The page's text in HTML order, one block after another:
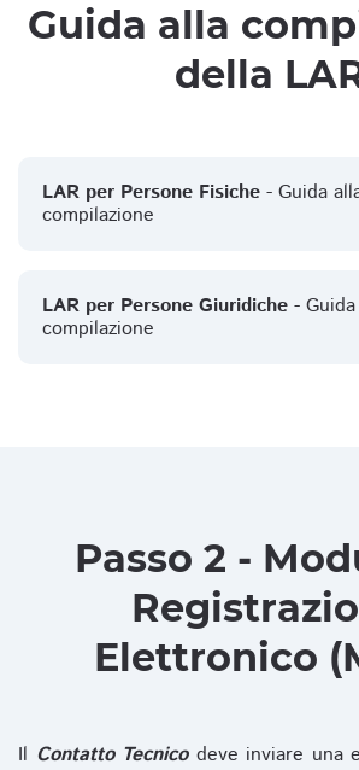
Guida alla
della
LAR per Persone Fisiche - Guida
compilazione
LAR per Persone Giuridiche -
compilazione
Passo 2 -
Elettronico
Il Contatto Tecnicodeve inviare una